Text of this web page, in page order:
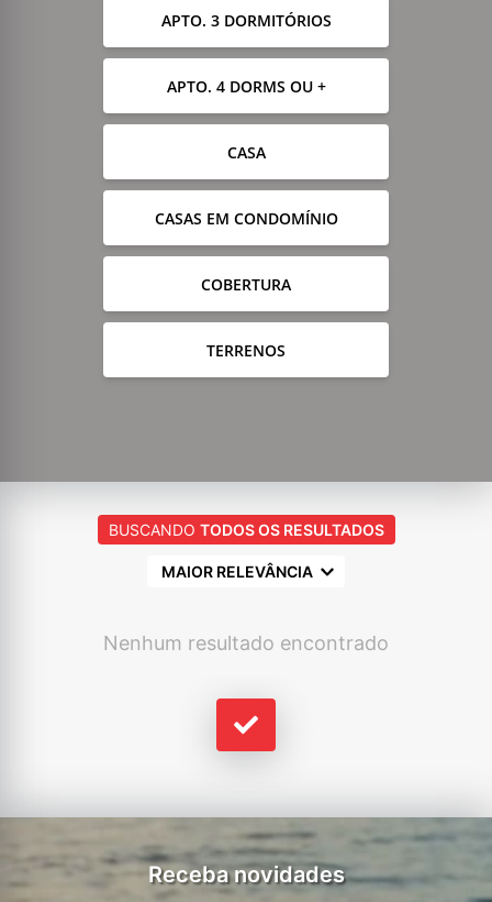
APTO. 3 DORMITÓRIOS
APTO. 4 DORMS OU +
CASA
CASAS EM CONDOMÍNIO
COBERTURA
TERRENOS
BUSCANDO TODOS OS RESULTADOS
MAIOR RELEVÂNCIA
Nenhum resultado encontrado
Receba novidades